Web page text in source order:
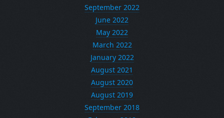
September 2022
June 2022
May 2022
March 2022
January 2022
August 2021
August 2020
August 2019
September 2018